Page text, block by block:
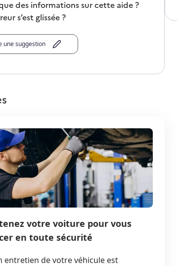
des informations sur cette aide ?
s’est glissée ?
une suggestion
votre voiture pour vous
en toute sécurité
entretien de votre véhicule est